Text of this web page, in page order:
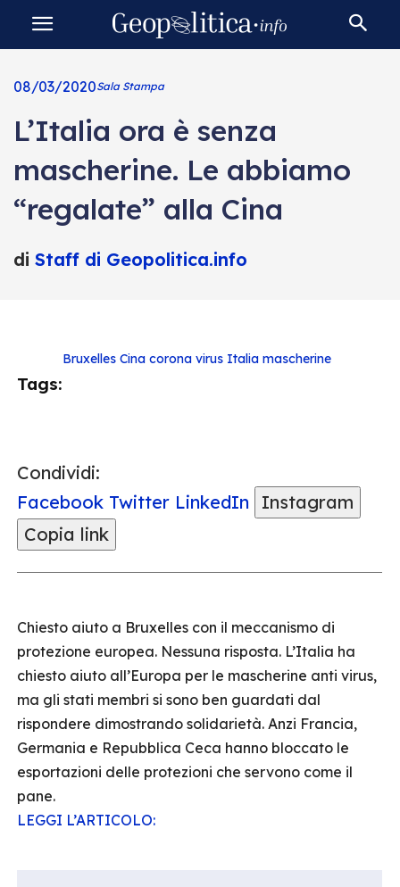
08/03/2020Sala Stampa
L’Italia ora è senza
mascherine. Le abbiamo
“regalate” alla Cina
di Staff di Geopolitica.info
Tags:
Bruxelles Cina corona virus Italia mascherine
Condividi:
Facebook Twitter LinkedIn
Instagram
Copia link
Chiesto aiuto a Bruxelles con il meccanismo di
protezione europea. Nessuna risposta. L’Italia ha
chiesto aiuto all’Europa per le mascherine anti virus,
ma gli stati membri si sono ben guardati dal
rispondere dimostrando solidarietà. Anzi Francia,
Germania e Repubblica Ceca hanno bloccato le
esportazioni delle protezioni che servono come il
pane.
LEGGI L’ARTICOLO: